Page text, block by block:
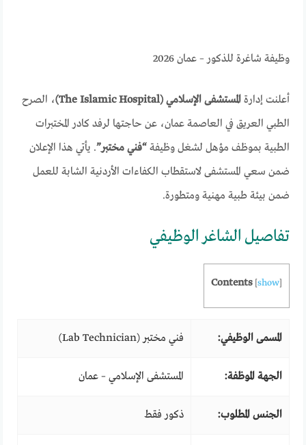
وظيفة شاغرة للذكور – عمان 2026
أعلنت إدارةالمستشفى الإسلامي (The Islamic Hospital)
، الصرح
الطبي العريق في العاصمة عمان، عن حاجتها لرفد كادر المختبرات
الطبية بموظف مؤهل لشغل وظيفة“فني مختبر”. يأتي هذا الإعلان
ضمن سعي المستشفى لاستقطاب الكفاءات الأردنية الشابة للعمل
ضمن بيئة طبية مهنية ومتطورة.
تفاصيل الشاغر الوظيفي
Contents [show]
المسمى الوظيفي: فني مختبر (Lab Technician)
الجهة الموظفة: المستشفى الإسلامي – عمان
الجنس المطلوب: ذكور فقط